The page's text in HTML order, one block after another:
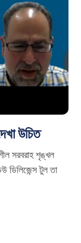
উচিত
সরবরাহ শৃঙ্খল
ডিলিজেন্স টুল তা